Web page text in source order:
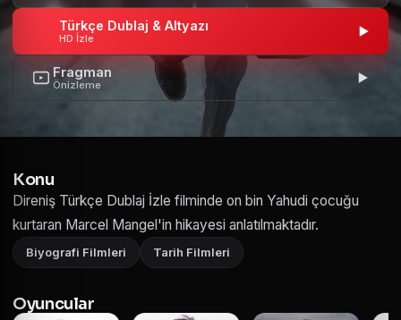
Türkçe Dublaj & Altyazı
HD İzle
Fragman
Önizleme
Konu
Direniş Türkçe Dublaj İzle filminde on bin Yahudi çocuğu
kurtaran Marcel Mangel'in hikayesi anlatılmaktadır.
Biyografi Filmleri Tarih Filmleri
Oyuncular